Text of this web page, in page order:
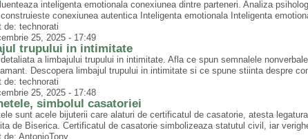
inteligenta emotionala conexiunea dintre parteneri. Analiza
conexiunea autentica Inteligenta emotionala Inteligenta
de: technorati
25, 2025 - 17:49
trupului in intimitate
a limbajului trupului in intimitate. Afla ce spun semnalele
Descopera limbajul trupului in intimitate si ce spune stiinta despre
de: technorati
25, 2025 - 17:48
simbolul casatoriei
sunt acele bijuterii care alaturi de certificatul de casatorie, atesta
de Biserica. Certificatul de casatorie simbolizeaza statutul civil, iar
de: AntonioTony